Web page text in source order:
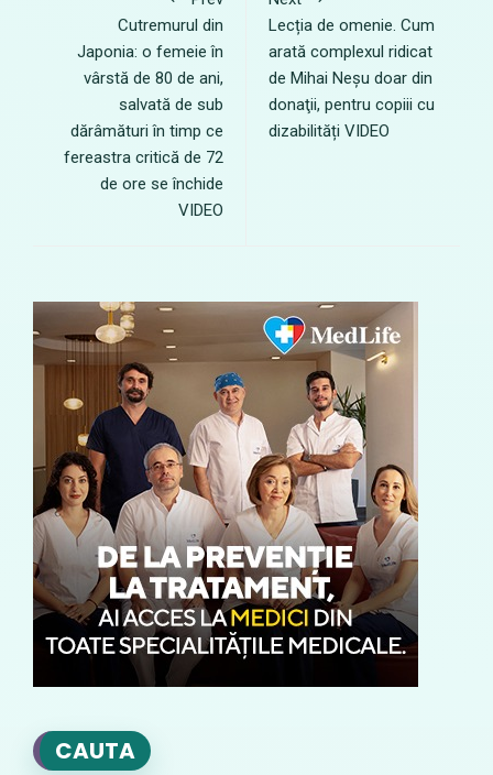
Cutremurul din
Japonia: o femeie în
vârstă de 80 de ani,
salvată de sub
dărâmături în timp ce
fereastra critică de 72
de ore se închide
VIDEO
Lecția de omenie. Cum
arată complexul ridicat
de Mihai Neșu doar din
donaţii, pentru copiii cu
dizabilități VIDEO
CAUTA